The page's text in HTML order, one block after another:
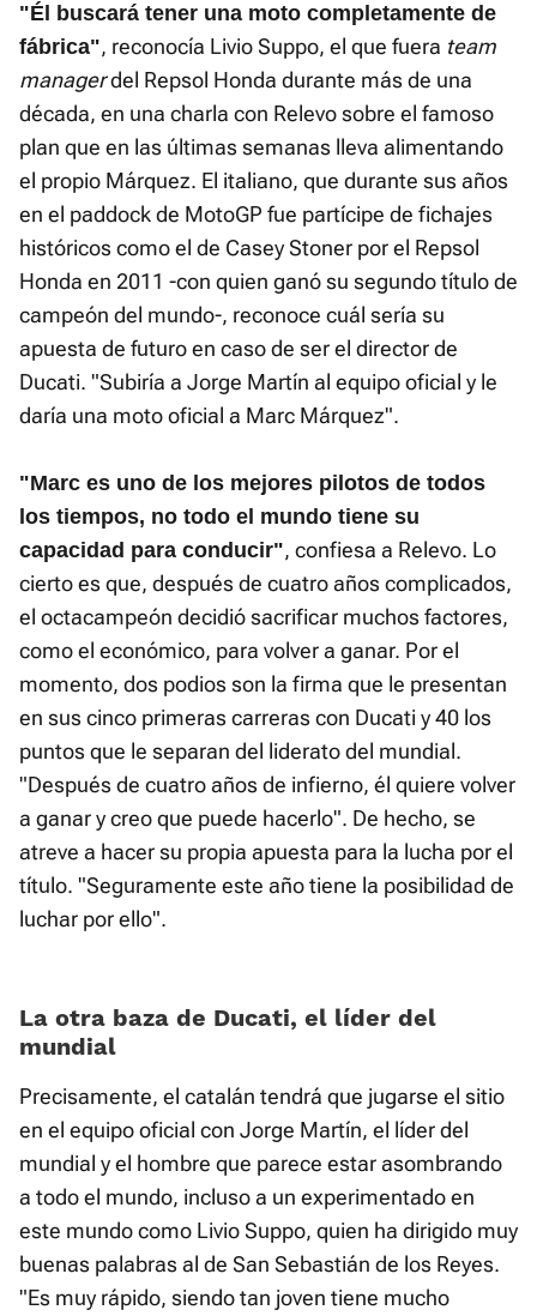
"Él buscará tener una moto completamente de
fábrica", reconocía Livio Suppo, el que fuera team
managerdel Repsol Honda durante más de una
década, en una charla con Relevo sobre el famoso
plan que en las últimas semanas lleva alimentando
el propio Márquez. El italiano, que durante sus años
en el paddock de MotoGP fue partícipe de fichajes
históricos como el de Casey Stoner por el Repsol
Honda en 2011 -con quien ganó su segundo título de
campeón del mundo-, reconoce cuál sería su
apuesta de futuro en caso de ser el director de
Ducati. "Subiría a Jorge Martín al equipo oficial y le
daría una moto oficial a Marc Márquez".
"Marc es uno de los mejores pilotos de todos
los tiempos, no todo el mundo tiene su
capacidad para conducir", confiesa a Relevo. Lo
cierto es que, después de cuatro años complicados,
el octacampeón decidió sacrificar muchos factores,
como el económico, para volver a ganar. Por el
momento, dos podios son la firma que le presentan
en sus cinco primeras carreras con Ducati y 40 los
puntos que le separan del liderato del mundial.
"Después de cuatro años de infierno, él quiere volver
a ganar y creo que puede hacerlo". De hecho, se
atreve a hacer su propia apuesta para la lucha por el
título. "Seguramente este año tiene la posibilidad de
luchar por ello".
La otra baza de Ducati, el líder del
mundial
Precisamente, el catalán tendrá que jugarse el sitio
en el equipo oficial con Jorge Martín, el líder del
mundial y el hombre que parece estar asombrando
a todo el mundo, incluso a un experimentado en
este mundo como Livio Suppo, quien ha dirigido muy
buenas palabras al de San Sebastián de los Reyes.
"Es muy rápido, siendo tan joven tiene mucho